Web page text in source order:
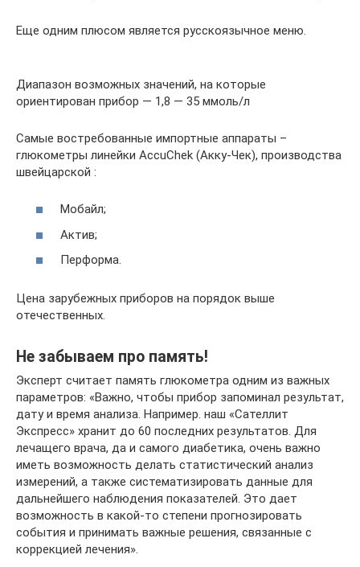
Еще одним плюсом является русскоязычное меню.
Диапазон возможных значений, на которые
ориентирован прибор — 1,8 — 35 ммоль/л
Самые востребованные импортные аппараты –
глюкометры линейки AccuChek (Акку-Чек), производства
швейцарской :
Мобайл;
Актив;
Перформа.
Цена зарубежных приборов на порядок выше
отечественных.
Не забываем про память!
Эксперт считает память глюкометра одним из важных
параметров: «Важно, чтобы прибор запоминал результат,
дату и время анализа. Например. наш «Сателлит
Экспресс» хранит до 60 последних результатов. Для
лечащего врача, да и самого диабетика, очень важно
иметь возможность делать статистический анализ
измерений, а также систематизировать данные для
дальнейшего наблюдения показателей. Это дает
возможность в какой-то степени прогнозировать
события и принимать важные решения, связанные с
коррекцией лечения».